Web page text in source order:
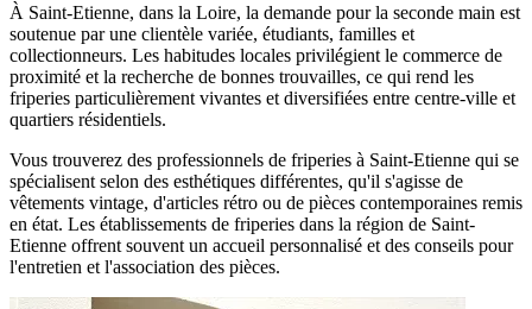
À Saint-Etienne, dans la Loire, la demande pour la seconde main est
soutenue par une clientèle variée, étudiants, familles et
collectionneurs. Les habitudes locales privilégient le commerce de
proximité et la recherche de bonnes trouvailles, ce qui rend les
friperies particulièrement vivantes et diversifiées entre centre-ville et
quartiers résidentiels.
Vous trouverez des professionnels de friperies à Saint-Etienne qui se
spécialisent selon des esthétiques différentes, qu'il s'agisse de
vêtements vintage, d'articles rétro ou de pièces contemporaines remis
en état. Les établissements de friperies dans la région de Saint-
Etienne offrent souvent un accueil personnalisé et des conseils pour
l'entretien et l'association des pièces.